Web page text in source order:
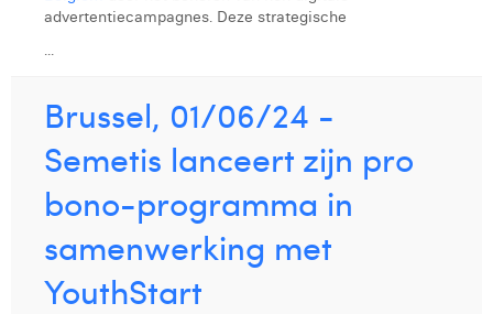
Linda Kraim
Lisa Protin
Lore Fierens
Lotte Vranckx
Louis Nassogne
advertentiecampagnes. Deze strategische
...
Brussel, 01/06/24 -
Semetis lanceert zijn pro
bono-programma in
samenwerking met
YouthStart